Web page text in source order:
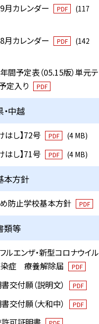
月カレンダー PDF
(117
月カレンダー PDF
(142
間予定表（05.15版）単元テ
定入り
PDF
中越
はし】72号 PDF (4 MB)
はし】71号 PDF (4 MB)
本方針
防止学校基本方針 PDF
類等
ルエンザ・新型コロナウイル
染症 療養解除届
PDF
交付願（説明文） PDF
交付願（大和中） PDF